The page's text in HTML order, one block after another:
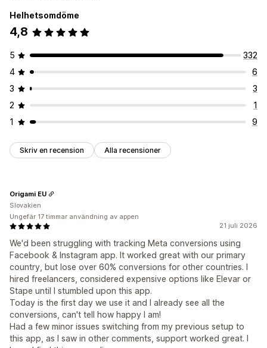
Helhetsomdöme
4,8
5
332
4
6
3
3
2
1
1
9
Skriv en recension Alla recensioner
21 juli 2026
We'd been struggling with tracking Meta conversions using
Facebook & Instagram app. It worked great with our primary
country, but lose over 60% conversions for other countries. I
hired freelancers, considered expensive options like Elevar or
Stape until I stumbled upon this app.
Today is the first day we use it and I already see all the
conversions, can't tell how happy I am!
Had a few minor issues switching from my previous setup to
this app, as I saw in other comments, support worked great. I
Origami EU
Slovakien
Ungefär 17 timmar användning av appen